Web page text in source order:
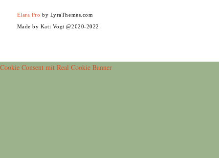
Elara Pro by LyraThemes.com
Made by Kati Vogt @2020-2022
Cookie Consent mit Real Cookie Banner